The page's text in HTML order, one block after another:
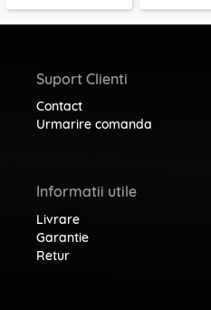
Suport Clienti
Contact
Urmarire comanda
Informatii utile
Livrare
Garantie
Retur